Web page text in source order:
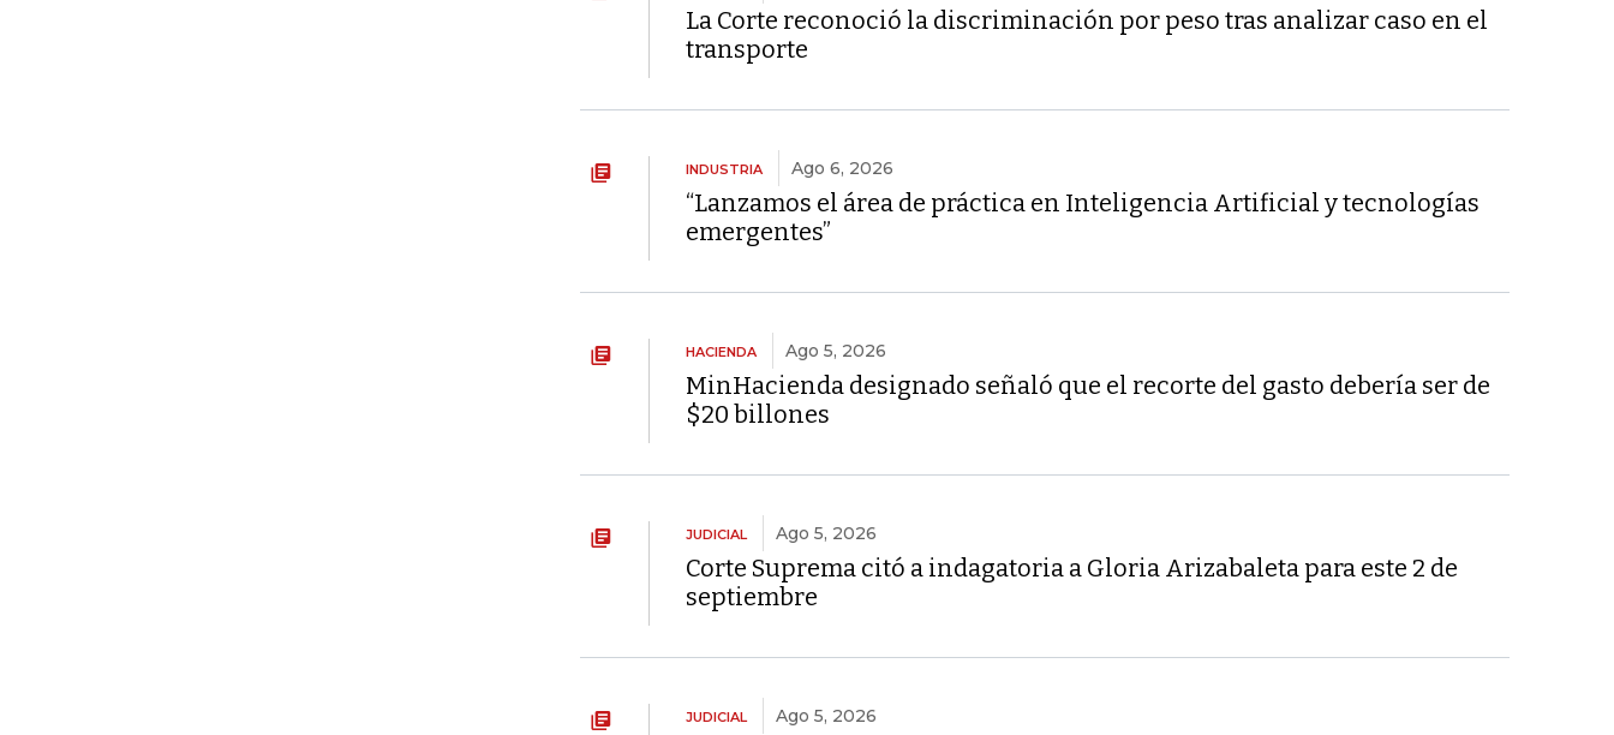
La Corte reconoció la discriminación por peso tras analizar caso en el
transporte
INDUSTRIA Ago 6, 2026
“Lanzamos el área de práctica en Inteligencia Artificial y tecnologías
emergentes”
HACIENDA Ago 5, 2026
MinHacienda designado señaló que el recorte del gasto debería ser de
$20 billones
JUDICIAL Ago 5, 2026
Corte Suprema citó a indagatoria a Gloria Arizabaleta para este 2 de
septiembre
JUDICIAL Ago 5, 2026